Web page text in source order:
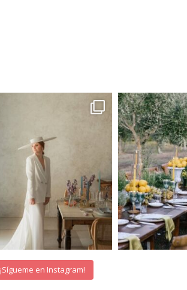
¡Sígueme en Instagram!